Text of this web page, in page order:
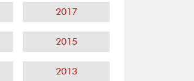
2017
2015
2013